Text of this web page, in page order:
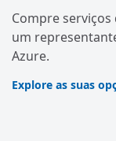
Compre
um
Azure.
Explore as suas